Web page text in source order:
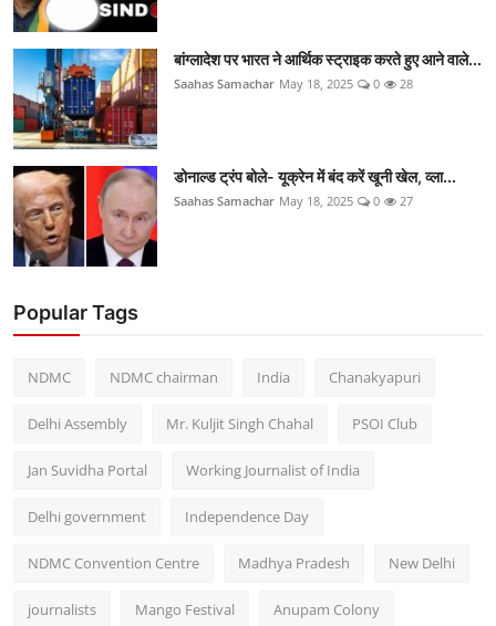
बांग्लादेश पर भारत ने आर्थिक स्ट्राइक करते हुए आने वाले...
Saahas Samachar May 18, 2025 0 28
डोनाल्ड ट्रंप बोले- यूक्रेन में बंद करें खूनी खेल, व्ला...
Saahas Samachar May 18, 2025 0 27
Popular Tags
NDMC NDMC chairman India Chanakyapuri
Delhi Assembly Mr. Kuljit Singh Chahal PSOI Club
Jan Suvidha Portal Working Journalist of India
Delhi government Independence Day
NDMC Convention Centre Madhya Pradesh New Delhi
journalists Mango Festival Anupam Colony